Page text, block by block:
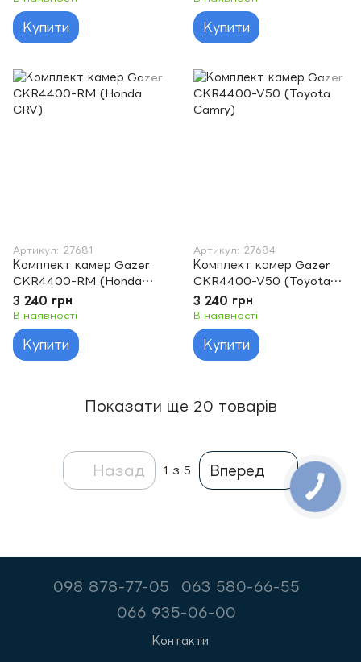
Купити Купити
Артикул: 27681
Комплект камер Gazer
CKR4400-RM (Honda
CRV)
3 240 грн
В наявності
Купити
Артикул: 27684
Комплект камер Gazer
CKR4400-V50 (Toyota
Camry)
3 240 грн
В наявності
Купити
Показати ще 20 товарів
Назад 1 з 5 Вперед
098 878-77-05
063 580-66-55
066 935-06-00
Контакти